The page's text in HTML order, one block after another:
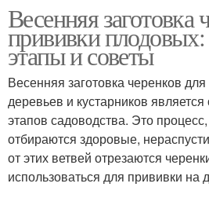
Весенняя заготовка
прививки
этапы и советы
Весенняя заготовка черенков
деревьев и кустарников
этапов садоводства. Это
отбираются здоровые,
от этих ветвей отрезаются
использоваться для прививки на